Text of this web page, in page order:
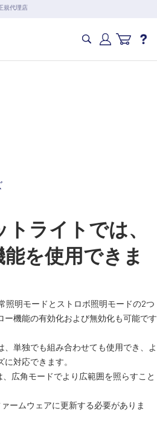
規代理店
活家電
務関連製品
セミナー
期配信!
店舗一覧
SEKIDO
レートサイト
会社概要
トライトでは、
を使用できま
照明モードとストロボ照明モードの2つ
ー機能の有効化および無効化も可能です
単独でも組み合わせても使用でき、よ
対応できます。
広角モードでより広範囲を照らすこと
ームウェアに更新する必要がありま